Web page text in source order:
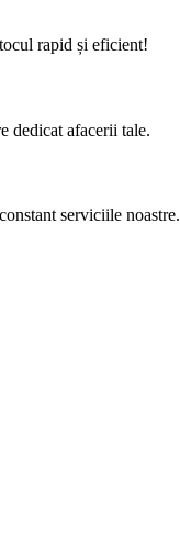
rapid și eficient!
dedicat afacerii tale.
serviciile noastre.